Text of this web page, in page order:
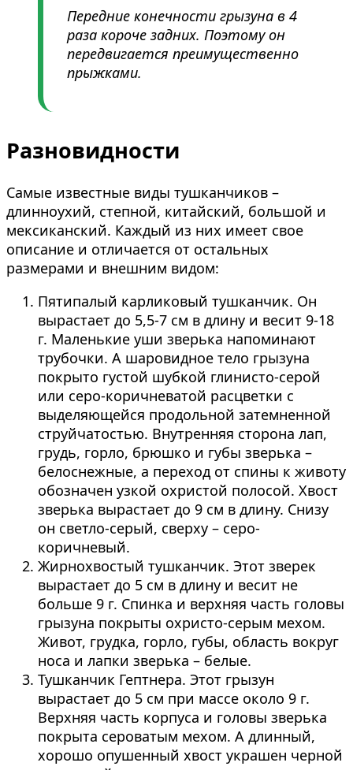
Передние конечности грызуна в 4
раза короче задних. Поэтому он
передвигается преимущественно
прыжками.
Разновидности
Самые известные виды тушканчиков –
длинноухий, степной, китайский, большой и
мексиканский. Каждый из них имеет свое
описание и отличается от остальных
размерами и внешним видом:
Пятипалый карликовый тушканчик. Он
вырастает до 5,5-7 см в длину и весит 9-18
г. Маленькие уши зверька напоминают
трубочки. А шаровидное тело грызуна
покрыто густой шубкой глинисто-серой
или серо-коричневатой расцветки с
выделяющейся продольной затемненной
струйчатостью. Внутренняя сторона лап,
грудь, горло, брюшко и губы зверька –
белоснежные, а переход от спины к животу
обозначен узкой охристой полосой. Хвост
зверька вырастает до 9 см в длину. Снизу
он светло-серый, сверху – серо-
коричневый.
Жирнохвостый тушканчик. Этот зверек
вырастает до 5 см в длину и весит не
больше 9 г. Спинка и верхняя часть головы
грызуна покрыты охристо-серым мехом.
Живот, грудка, горло, губы, область вокруг
носа и лапки зверька – белые.
Тушканчик Гептнера. Этот грызун
вырастает до 5 см при массе около 9 г.
Верхняя часть корпуса и головы зверька
покрыта сероватым мехом. А длинный,
хорошо опушенный хвост украшен черной